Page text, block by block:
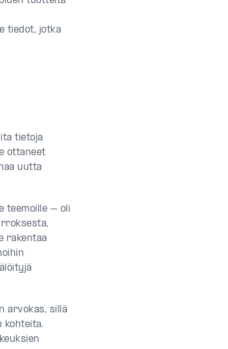
tiedot, jotka
tietoja
ottaneet
uutta
teemoille – oli
rakentaa
arvokas, sillä
kohteita.